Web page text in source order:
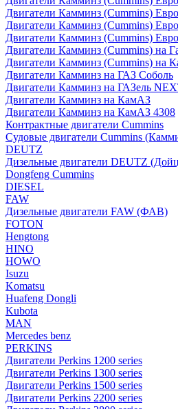
Двигатели Камминз (Cummins)
Двигатели Камминз (Cummins)
Двигатели Камминз (Cummins)
Двигатели Камминз (Cummins) на
Двигатели Камминз (Cummins) на
Двигатели Камминз на ГАЗ Соболь
Двигатели Камминз на ГАЗель
Двигатели Камминз на КамАЗ
Двигатели Камминз на КамАЗ 4308
Контрактные двигатели Cummins
Судовые двигатели Cummins
DEUTZ
Дизельные двигатели DEUTZ
Dongfeng Cummins
DIESEL
FAW
Дизельные двигатели FAW (ФАВ)
FOTON
Hengtong
HINO
HOWO
Isuzu
Komatsu
Huafeng Dongli
Kubota
MAN
Mercedes benz
PERKINS
Двигатели Perkins 1200 series
Двигатели Perkins 1300 series
Двигатели Perkins 1500 series
Двигатели Perkins 2200 series